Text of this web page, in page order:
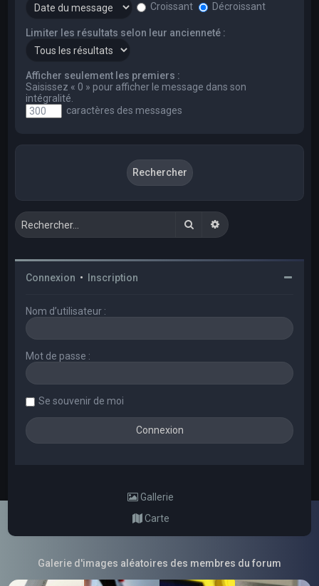
Croissant
Décroissant
Limiter les résultats selon leur ancienneté :
Afficher seulement les premiers :
Saisissez « 0 » pour afficher le message dans son
intégralité.
caractères des messages
RechercherRecherche avancée
Connexion • Inscription
Nom d’utilisateur :
Mot de passe :
Se souvenir de moi
Gallerie
Carte
Galerie d'images aléatoires des membres du forum